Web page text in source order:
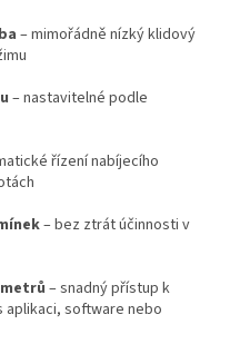
– mimořádně nízký klidový
– nastavitelné podle
řízení nabíjecího
– bez ztrát účinnosti v
– snadný přístup k
aplikaci, software nebo